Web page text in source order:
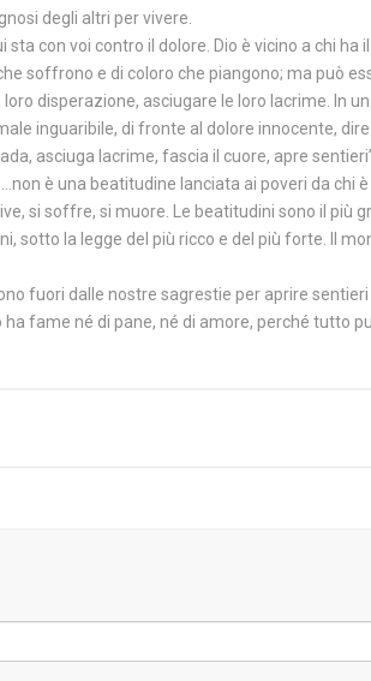
degli altri per vivere.
con voi contro il dolore. Dio è vicino a chi ha
soffrono e di coloro che piangono; ma può
disperazione, asciugare le loro lacrime. In
inguaribile, di fronte al dolore innocente,
asciuga lacrime, fascia il cuore, apre
è una beatitudine lanciata ai poveri da chi è
si soffre, si muore. Le beatitudini sono il più
sotto la legge del più ricco e del più forte. Il
fuori dalle nostre sagrestie per aprire
fame né di pane, né di amore, perché tutto